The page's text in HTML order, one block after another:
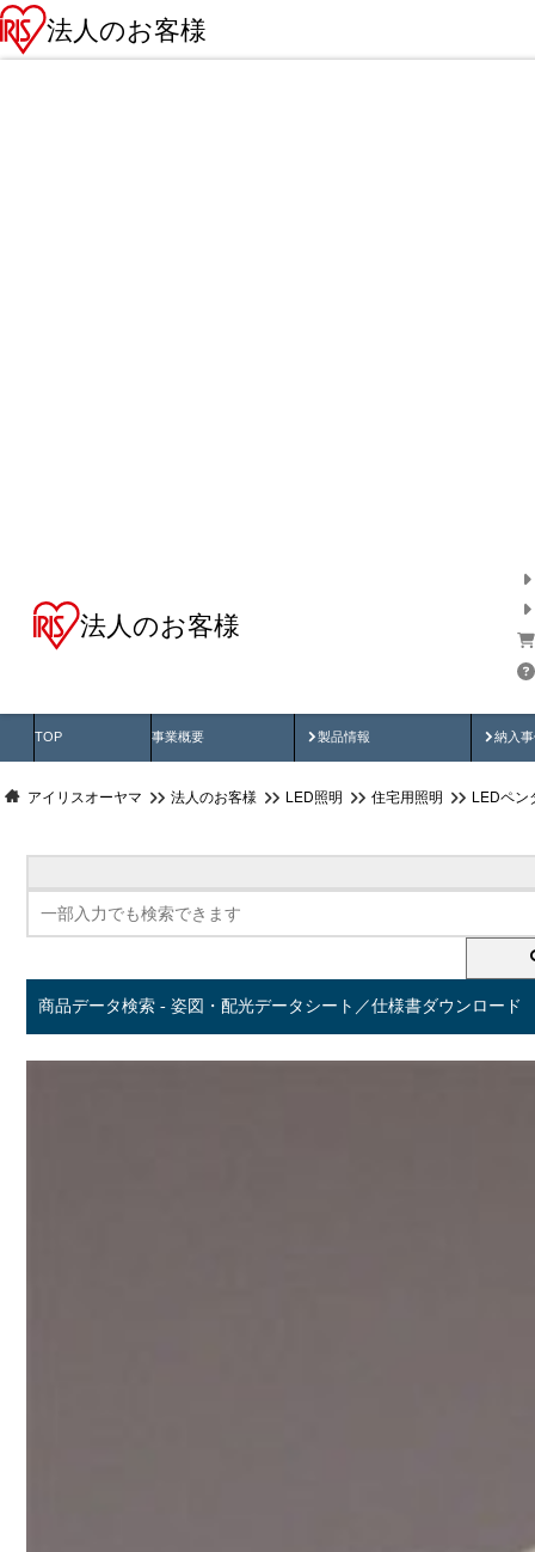
法人のお客様
法人のお客様
TOP 事業概要 製品情報
製品動画 納入
納
アイリスオーヤマ 法人のお客様 LED照明 住宅用照明 LEDペン
商品データ検索 - 姿図・配光データシート／仕様書ダウンロード